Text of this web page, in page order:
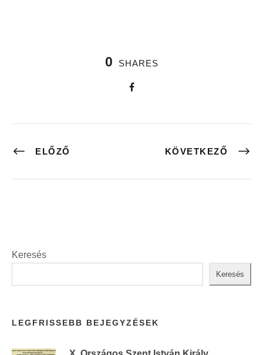
0 SHARES
ELŐZŐ KÖVETKEZŐ
Keresés
Keresés
LEGFRISSEBB BEJEGYZÉSEK